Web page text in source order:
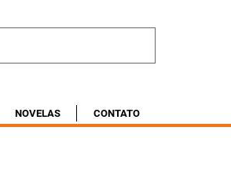
NOVELAS CONTATO